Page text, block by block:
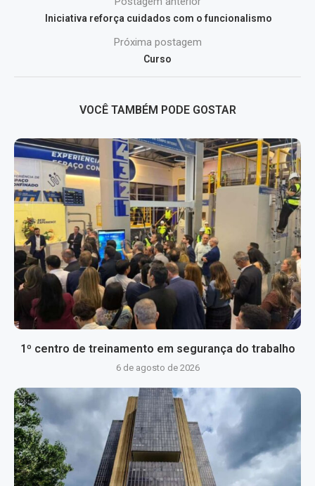
Iniciativa reforça cuidados com o funcionalismo
Próxima postagem
Curso
VOCÊ TAMBÉM PODE GOSTAR
1º centro de treinamento em segurança do trabalho
6 de agosto de 2026